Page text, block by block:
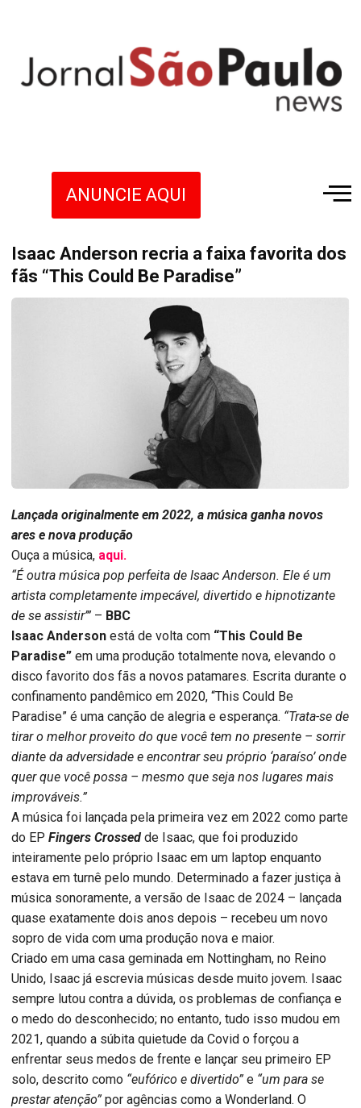
ANUNCIE AQUI
Isaac Anderson recria a faixa favorita dos
fãs “This Could Be Paradise”
Lançada originalmente em 2022, a música ganha novos
ares e nova produção
Ouça a música, aqui.
“É outra música pop perfeita de Isaac Anderson. Ele é um
artista completamente impecável, divertido e hipnotizante
de se assistir’” – BBC
Isaac Anderson está de volta com “This Could Be
Paradise” em uma produção totalmente nova, elevando o
disco favorito dos fãs a novos patamares. Escrita durante o
confinamento pandêmico em 2020, “This Could Be
Paradise” é uma canção de alegria e esperança. “Trata-se de
tirar o melhor proveito do que você tem no presente – sorrir
diante da adversidade e encontrar seu próprio ‘paraíso’ onde
quer que você possa – mesmo que seja nos lugares mais
improváveis.”
A música foi lançada pela primeira vez em 2022 como parte
do EP Fingers Crossed de Isaac, que foi produzido
inteiramente pelo próprio Isaac em um laptop enquanto
estava em turnê pelo mundo. Determinado a fazer justiça à
música sonoramente, a versão de Isaac de 2024 – lançada
quase exatamente dois anos depois – recebeu um novo
sopro de vida com uma produção nova e maior.
Criado em uma casa geminada em Nottingham, no Reino
Unido, Isaac já escrevia músicas desde muito jovem. Isaac
sempre lutou contra a dúvida, os problemas de confiança e
o medo do desconhecido; no entanto, tudo isso mudou em
2021, quando a súbita quietude da Covid o forçou a
enfrentar seus medos de frente e lançar seu primeiro EP
solo, descrito como “eufórico e divertido” e “um para se
prestar atenção” por agências como a Wonderland. O